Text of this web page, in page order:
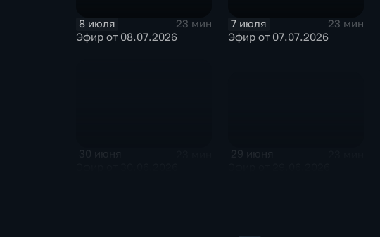
8 июля
23 мин
Эфир от 08.07.2026
7 июля
23 мин
Эфир от 07.07.2026
30 июня 29 июня